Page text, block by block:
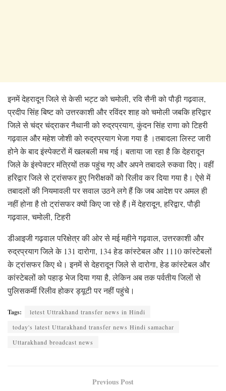
इनमें देहरादून जिले से केसी भट्ट को चमोली, रवि सैनी को पौड़ी गढ़वाल,
प्रदीप सिंह बिष्ट को उत्तरकाशी और रविंदर शाह को चमोली जबकि हरिद्वार
जिले से चंद्र चंद्राकर नैथानी को रुद्रप्रयाग, कुंदन सिंह राणा को टिहरी
गढ़वाल और महेश जोशी को रुद्रप्रयाग भेजा गया है ।तबादला लिस्ट जारी
होने के बाद इंस्पेक्टरों में खलबली मच गई। बताया जा रहा है कि देहरादून
जिले के इंस्पेक्टर मंत्रियों तक पहुंच गए और अपने तबादले रुकवा दिए। वहीं
हरिद्वार जिले से ट्रांसफर हुए निरीक्षकों को रिलीव कर दिया गया है। ऐसे में
तबादलों की नियमावली पर सवाल उठने लगे हैं कि जब आदेश पर अमल ही
नहीं होना है तो ट्रांसफर क्यों किए जा रहे हैं।में देहरादून, हरिद्वार, पौड़ी
गढ़वाल, चमोली, टिहरी
डीआइजी गढ़वाल परिक्षेत्र की ओर से मई महीने गढ़वाल, उत्तरकाशी और
रुद्रप्रयाग जिले के 131 दारोगा, 134 हेड कांस्टेबल और 1110 कांस्टेबलों
के ट्रांसफर किए थे। इनमें से देहरादून जिले से दारोगा, हेड कांस्टेबल और
कांस्टेबलों को पहाड़ भेज दिया गया है, लेकिन अब तक पर्वतीय जिलों से
पुलिसकर्मी रिलीव होकर ड्यूटी पर नहीं पहुंचे।
Tags:
letest Uttrakhand transfer news in Hindi
today's latest Uttarakhand transfer news Hindi samachar
Uttarakhand broadcast news
Previous Post